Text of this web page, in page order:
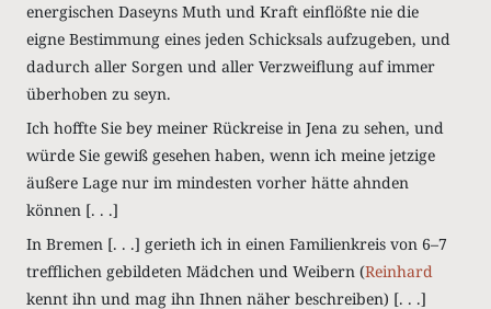
energischen Daseyns Muth und Kraft einflößte nie die
eigne Bestimmung eines jeden Schicksals aufzugeben, und
dadurch aller Sorgen und aller Verzweiflung auf immer
überhoben zu seyn.
Ich hoffte Sie bey meiner Rückreise in Jena zu sehen, und
würde Sie gewiß gesehen haben, wenn ich meine jetzige
äußere Lage nur im mindesten vorher hätte ahnden
können [. . .]
In Bremen [. . .] gerieth ich in einen Familienkreis von 6–7
trefflichen gebildeten Mädchen und Weibern (Reinhard
kennt ihn und mag ihn Ihnen näher beschreiben) [. . .]